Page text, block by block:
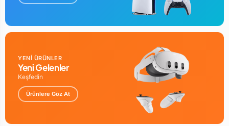
YENİ ÜRÜNLER
Yeni Gelenler
Keşfedin
Ürünlere Göz At